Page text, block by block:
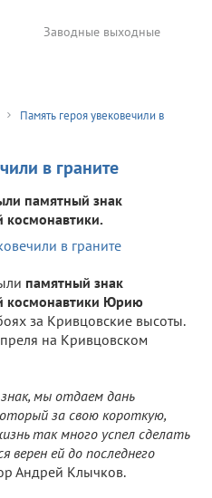
Заводные выходные
Память героя увековечили в
в граните
памятный знак
памятный знак
космонавтики Юрию
за Кривцовские высоты.
на Кривцовском
мы отдаем дань
за свою короткую,
так много успел сделать
верен ей до последнего
Андрей Клычков.